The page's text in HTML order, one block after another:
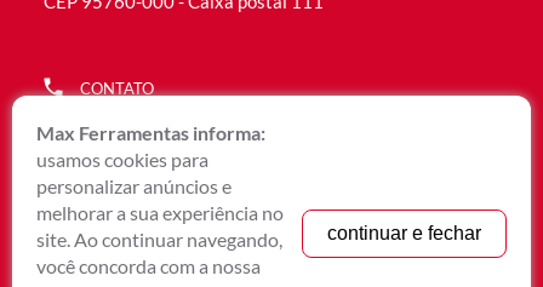
CONTATO
(51) 3536.2300
0800 051 6192
WhatsApp Rec. Humanos (51) 9 9901.9400
WhatsApp Comercial (51) 9 9656.6790
atendimento@maxmetal.com.br
Max Ferramentas informa:
usamos cookies para
personalizar anúncios e
melhorar a sua experiência no
site. Ao continuar navegando,
você concorda com a nossa
continuar e fechar